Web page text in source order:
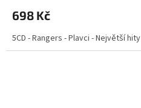
698 Kč
5CD - Rangers - Plavci - Největší hity